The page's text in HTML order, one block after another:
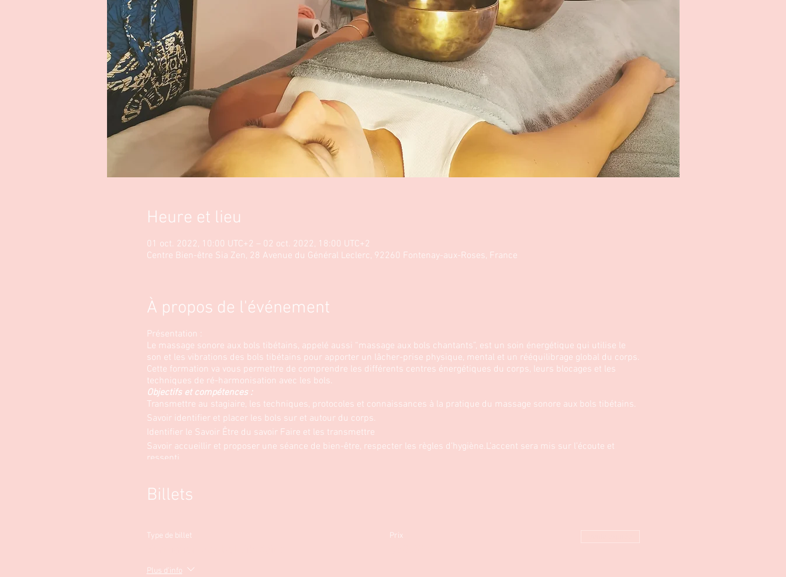
Heure et lieu
01 oct. 2022, 10:00 UTC+2 – 02 oct. 2022, 18:00 UTC+2
Centre Bien-être Sia Zen, 28 Avenue du Général Leclerc, 92260 Fontenay-aux-Roses, France
À propos de l'événement
Présentation :
Le massage sonore aux bols tibétains, appelé aussi “massage aux bols chantants”, est un soin énergétique qui utilise le
son et les vibrations des bols tibétains pour apporter un lâcher-prise physique, mental et un rééquilibrage global du corps.
Cette formation va vous permettre de comprendre les différents centres énergétiques du corps, leurs blocages et les
techniques de ré-harmonisation avec les bols.
Objectifs et compétences :
Transmettre au stagiaire, les techniques, protocoles et connaissances à la pratique du massage sonore aux bols tibétains.
Savoir identifier et placer les bols sur et autour du corps.
Identifier le Savoir Être du savoir Faire et les transmettre
Savoir accueillir et proposer une séance de bien-être, respecter les règles d’hygiène.L’accent sera mis sur l’écoute et
ressenti…
Son objectif est basé sur le rééquilibrage énergétique.
Outils et méthode pédagogique:
Billets
Type de billet
Plus d'info
Prix